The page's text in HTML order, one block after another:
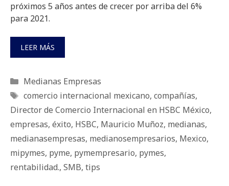
próximos 5 años antes de crecer por arriba del 6%
para 2021.
LEER MÁS
Categorías
Medianas Empresas
Etiquetas
comercio internacional mexicano, compañías,
Director de Comercio Internacional en HSBC México,
empresas, éxito, HSBC, Mauricio Muñoz, medianas,
medianasempresas, medianosempresarios, Mexico,
mipymes, pyme, pymempresario, pymes,
rentabilidad., SMB, tips